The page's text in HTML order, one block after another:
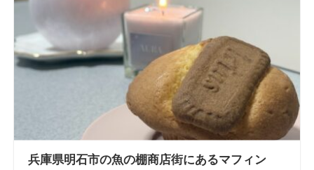
兵庫県明石市の魚の棚商店街にあるマフィン